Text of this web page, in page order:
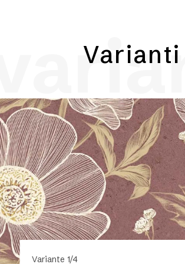
Varianti
Variante 1/4